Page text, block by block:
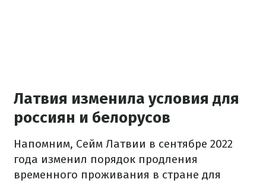
Латвия изменила условия для
россиян и белорусов
Напомним, Сейм Латвии в сентябре 2022
года изменил порядок продления
временного проживания в стране для